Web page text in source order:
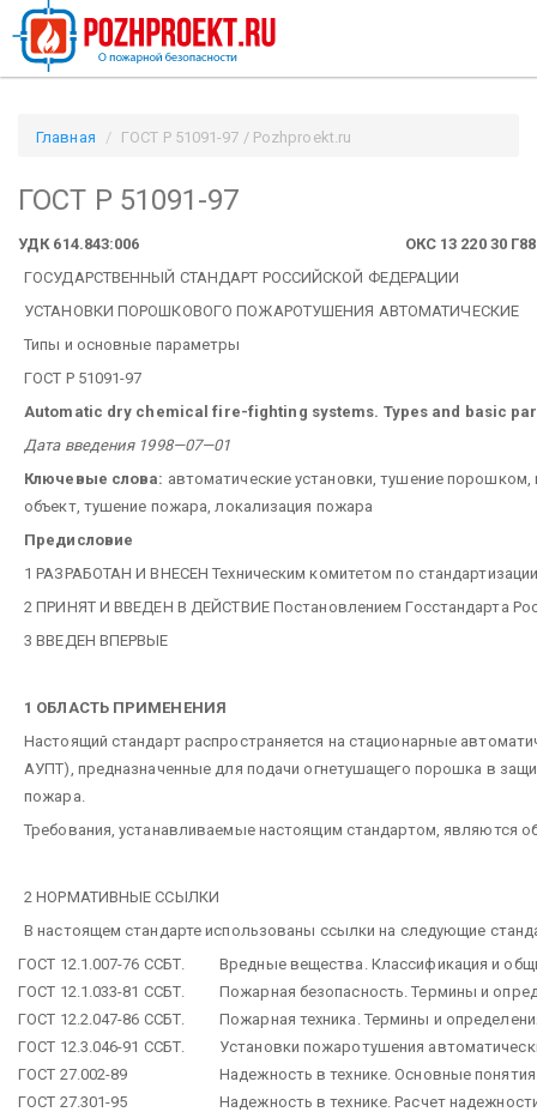
Главная ГОСТ Р 51091-97 / Pozhproekt.ru
ГОСТ Р 51091-97
УДК 614.843:006
ОКС 13 220 30 Г88
ГОСУДАРСТВЕННЫЙ СТАНДАРТ РОССИЙСКОЙ ФЕДЕРАЦИИ
УСТАНОВКИ ПОРОШКОВОГО ПОЖАРОТУШЕНИЯ АВТОМАТИЧЕСКИЕ
Типы и основные параметры
ГОСТ Р 51091-97
Automatic dry chemical fire-fighting systems. Types and basic
Дата введения 1998—07—01
Ключевые слова: автоматические установки, тушение
объект, тушение пожара, локализация пожара
Предисловие
1 РАЗРАБОТАН И ВНЕСЕН Техническим комитетом по
2 ПРИНЯТ И ВВЕДЕН В ДЕЙСТВИЕ Постановлением Госстандарта
3 ВВЕДЕН ВПЕРВЫЕ
1 ОБЛАСТЬ ПРИМЕНЕНИЯ
Настоящий стандарт распространяется на стационарные
АУПТ), предназначенные для подачи огнетушащего порошка в
пожара.
Требования, устанавливаемые настоящим стандартом, являются
2 НОРМАТИВНЫЕ ССЫЛКИ
В настоящем стандарте использованы ссылки на следующие
ГОСТ 12.1.007-76 ССБТ.
Вредные вещества. Классификация и
ГОСТ 12.1.033-81 ССБТ.
Пожарная безопасность. Термины и
ГОСТ 12.2.047-86 ССБТ.
Пожарная техника. Термины и
ГОСТ 12.3.046-91 ССБТ.
Установки пожаротушения
ГОСТ 27.002-89
Надежность в технике. Основные
ГОСТ 27.301-95
Надежность в технике. Расчет